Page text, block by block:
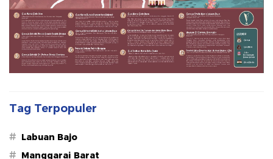
Tag Terpopuler
# Labuan Bajo
# Manggarai Barat